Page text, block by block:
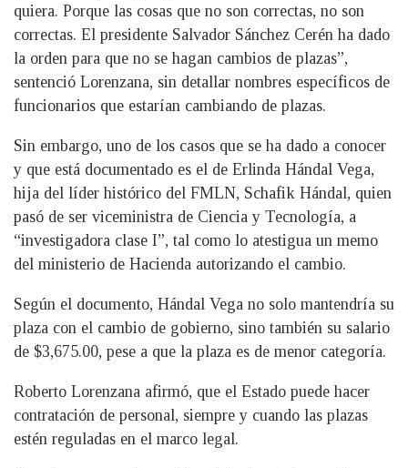
quiera. Porque las cosas que no son correctas, no son
correctas. El presidente Salvador Sánchez Cerén ha dado
la orden para que no se hagan cambios de plazas”,
sentenció Lorenzana, sin detallar nombres específicos de
funcionarios que estarían cambiando de plazas.
Sin embargo, uno de los casos que se ha dado a conocer
y que está documentado es el de Erlinda Hándal Vega,
hija del líder histórico del FMLN, Schafik Hándal, quien
pasó de ser viceministra de Ciencia y Tecnología, a
“investigadora clase I”, tal como lo atestigua un memo
del ministerio de Hacienda autorizando el cambio.
Según el documento, Hándal Vega no solo mantendría su
plaza con el cambio de gobierno, sino también su salario
de $3,675.00, pese a que la plaza es de menor categoría.
Roberto Lorenzana afirmó, que el Estado puede hacer
contratación de personal, siempre y cuando las plazas
estén reguladas en el marco legal.